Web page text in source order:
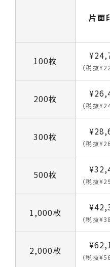
片面
100枚
（税抜
200枚
（税抜
300枚
（税抜
500枚
（税抜
1,000枚
（税抜
2,000枚
（税抜